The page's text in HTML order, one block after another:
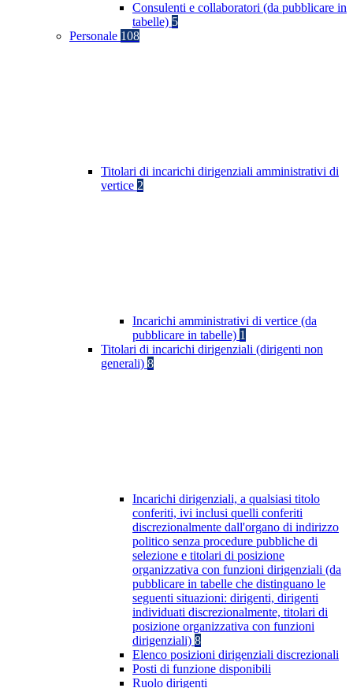
Consulenti e collaboratori (da pubblicare in
tabelle) 5
Personale 108
Titolari di incarichi dirigenziali amministrativi di
vertice 2
Incarichi amministrativi di vertice (da
pubblicare in tabelle) 1
Titolari di incarichi dirigenziali (dirigenti non
generali) 8
Incarichi dirigenziali, a qualsiasi titolo
conferiti, ivi inclusi quelli conferiti
discrezionalmente dall'organo di indirizzo
politico senza procedure pubbliche di
selezione e titolari di posizione
organizzativa con funzioni dirigenziali (da
pubblicare in tabelle che distinguano le
seguenti situazioni: dirigenti, dirigenti
individuati discrezionalmente, titolari di
posizione organizzativa con funzioni
dirigenziali) 8
Elenco posizioni dirigenziali discrezionali
Posti di funzione disponibili
Ruolo dirigenti